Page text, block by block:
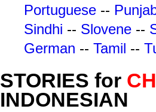
Portuguese --
Sindhi -- Slovene --
German -- Tamil --
STORIES for CH
INDONESIAN